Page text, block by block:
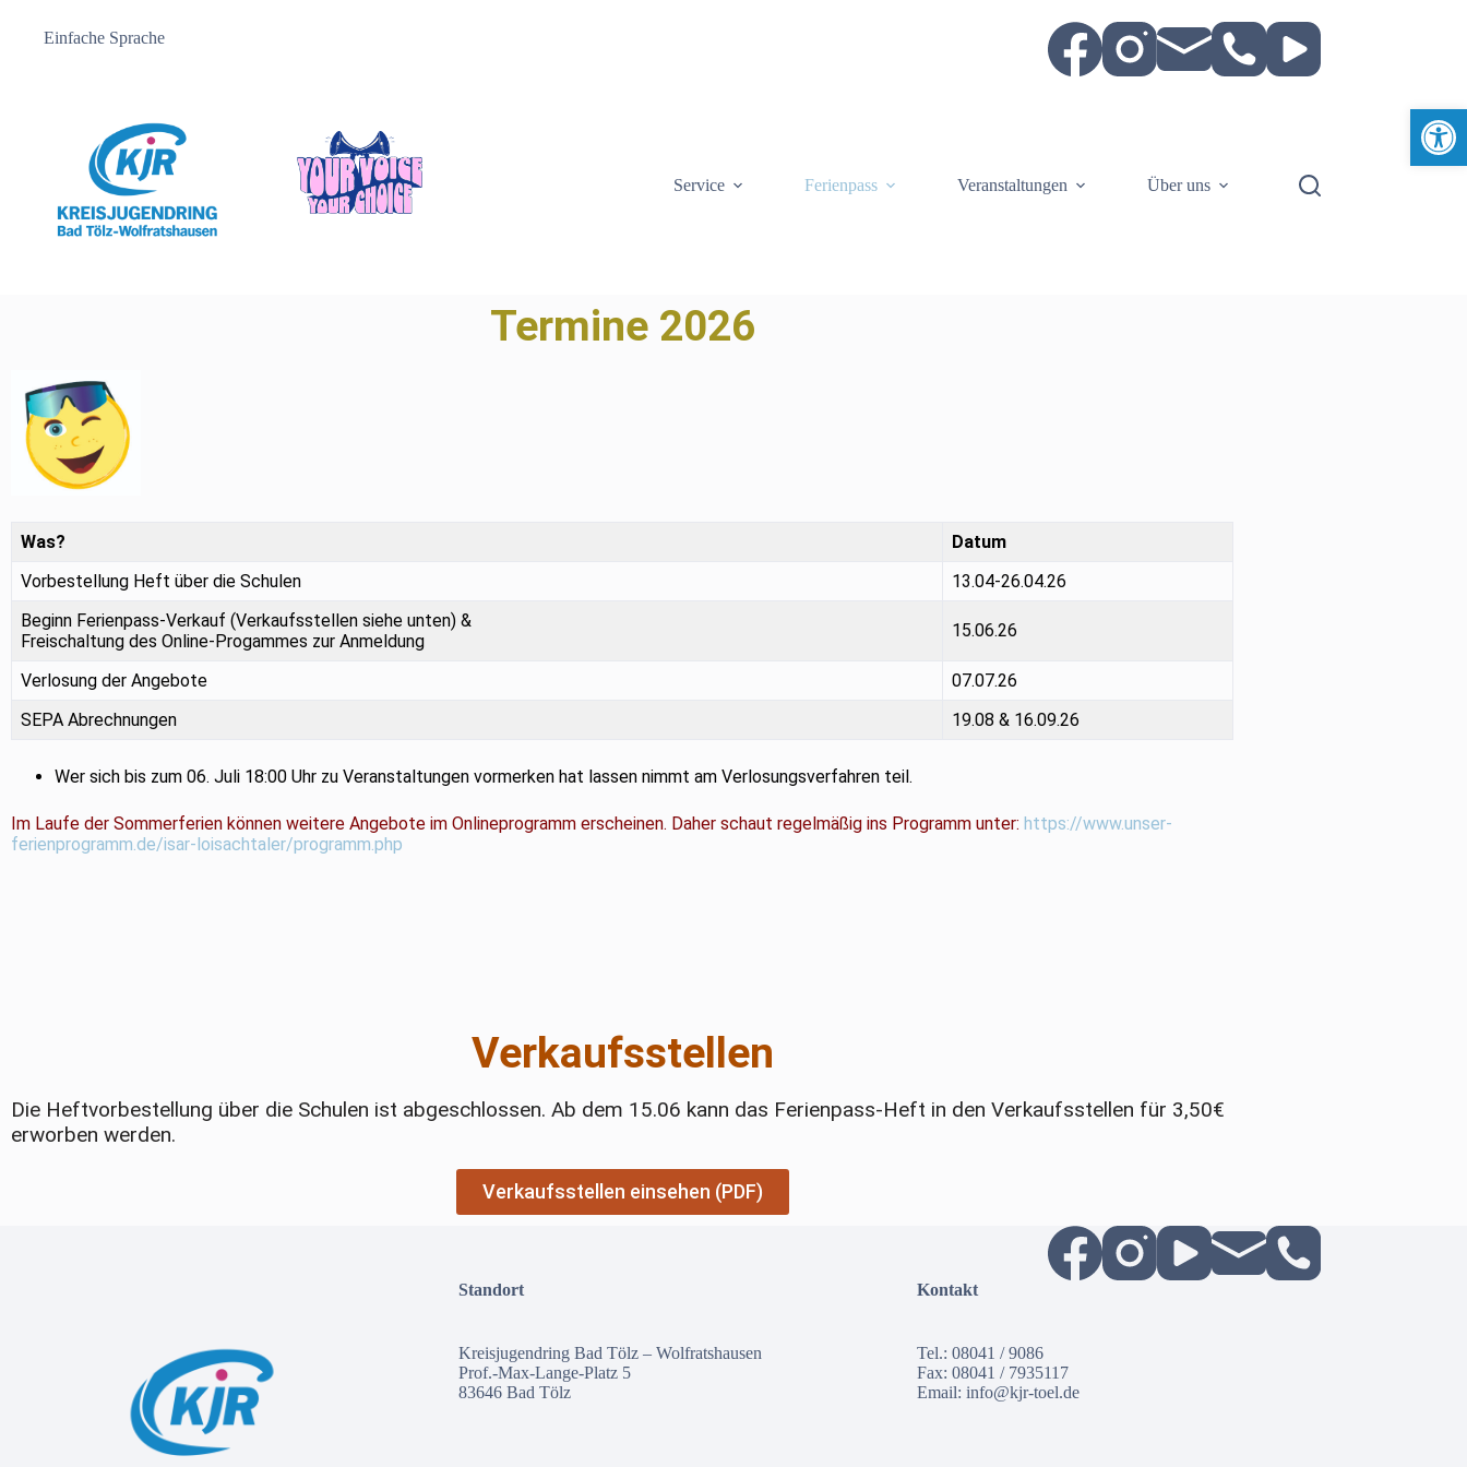
Werkzeugleiste öffnen
Einfache Sprache
Service Ferienpass Veranstaltungen Über uns
Termine 2026
Was?
Datum
Vorbestellung Heft über die Schulen
13.04-26.04.26
Beginn Ferienpass-Verkauf (Verkaufsstellen siehe unten) &
Freischaltung des Online-Progammes zur Anmeldung
15.06.26
Verlosung der Angebote
07.07.26
SEPA Abrechnungen
19.08 & 16.09.26
Wer sich bis zum 06. Juli 18:00 Uhr zu Veranstaltungen vormerken hat lassen nimmt am Verlosungsverfahren teil.
Im Laufe der Sommerferien können weitere Angebote im Onlineprogramm erscheinen. Daher schaut regelmäßig ins Programm unter: https://www.unser-
ferienprogramm.de/isar-loisachtaler/programm.php
Verkaufsstellen
Die Heftvorbestellung über die Schulen ist abgeschlossen. Ab dem 15.06 kann das Ferienpass-Heft in den Verkaufsstellen für 3,50€
erworben werden.
Verkaufsstellen einsehen (PDF)
Standort
Kreisjugendring Bad Tölz – Wolfratshausen
Prof.-Max-Lange-Platz 5
83646 Bad Tölz
Kontakt
Tel.: 08041 / 9086
Fax: 08041 / 7935117
Email: info@kjr-toel.de